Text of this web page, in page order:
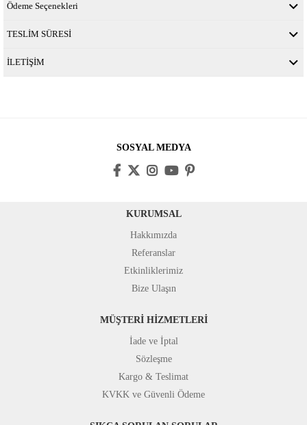
Ödeme Seçenekleri
TESLİM SÜRESİ
İLETİŞİM
SOSYAL MEDYA
KURUMSAL
Hakkımızda
Referanslar
Etkinliklerimiz
Bize Ulaşın
MÜŞTERİ HİZMETLERİ
İade ve İptal
Sözleşme
Kargo & Teslimat
KVKK ve Güvenli Ödeme